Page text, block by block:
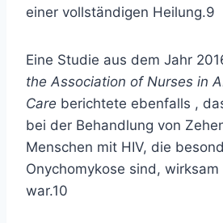
einer vollständigen Heilung.9
Eine Studie aus dem Jahr
the Association of Nurses in
Care berichtete ebenfalls ,
bei der Behandlung von
Menschen mit HIV, die
Onychomykose sind,
war.10